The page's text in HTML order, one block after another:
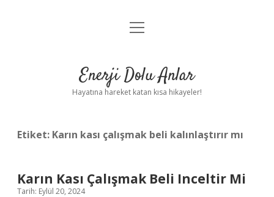
Anasayfa
Yasal Uyarı
menüyü
Enerji Dolu Anlar
Hayatına hareket katan kısa hikayeler!
Etiket: Karın kası çalışmak beli kalınlaştırır mı
Karın Kası Çalışmak Beli Inceltir Mi
Tarih: Eylül 20, 2024